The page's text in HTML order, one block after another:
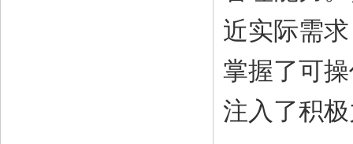
近实际需
掌握了可
注入了积